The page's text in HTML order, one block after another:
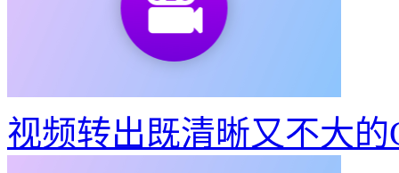
视频转出既清晰又不大的